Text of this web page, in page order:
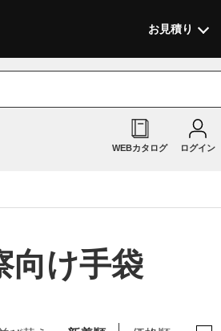
お見積り
WEBカタログ ログイン
向け手袋